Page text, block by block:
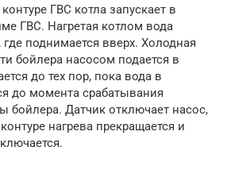
ГВС котла запускает в
ГВС. Нагретая котлом вода
где поднимается вверх. Холодная
бойлера насосом подается в
до тех пор, пока вода в
до момента срабатывания
бойлера. Датчик отключает насос,
нагрева прекращается и